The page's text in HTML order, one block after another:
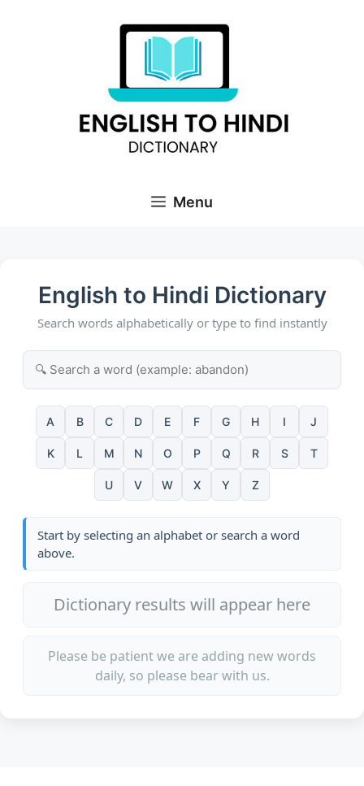
Menu
English to Hindi Dictionary
Search words alphabetically or type to find instantly
A B C D E F G H I J
K L M N O P Q R S T
U V W X Y Z
Start by selecting an alphabet or search a word
above.
Dictionary results will appear here
Please be patient we are adding new words
daily, so please bear with us.